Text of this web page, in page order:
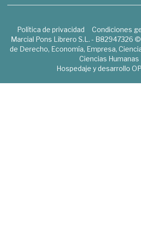
Política de privacidad Condiciones
Marcial Pons Librero S.L. - B82947326
de Derecho, Economía, Empresa,
Ciencias Humanas
Hospedaje y desarrollo